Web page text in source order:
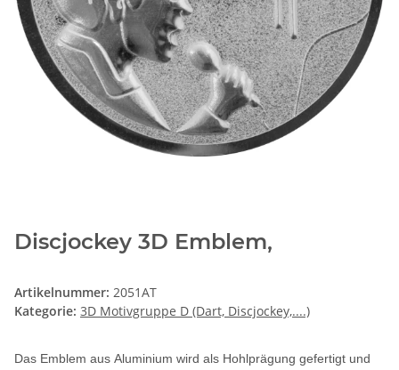
Discjockey 3D Emblem,
Artikelnummer: 2051AT
Kategorie: 3D Motivgruppe D (Dart, Discjockey,....)
Das Emblem aus Aluminium wird als Hohlprägung gefertigt und